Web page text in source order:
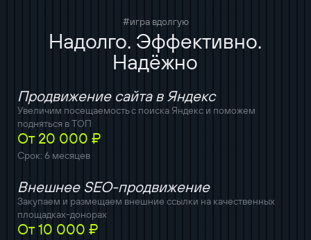
#игра вдолгую
Надолго. Эффективно.
Надёжно
Продвижение сайта в Яндекс
Увеличим посещаемость с поиска Яндекс и поможем
подняться в ТОП
От 20 000 ₽
Срок: 6 месяцев
Внешнее SEO-продвижение
Закупаем и размещаем внешние ссылки на качественных
площадках-донорах
От 10 000 ₽